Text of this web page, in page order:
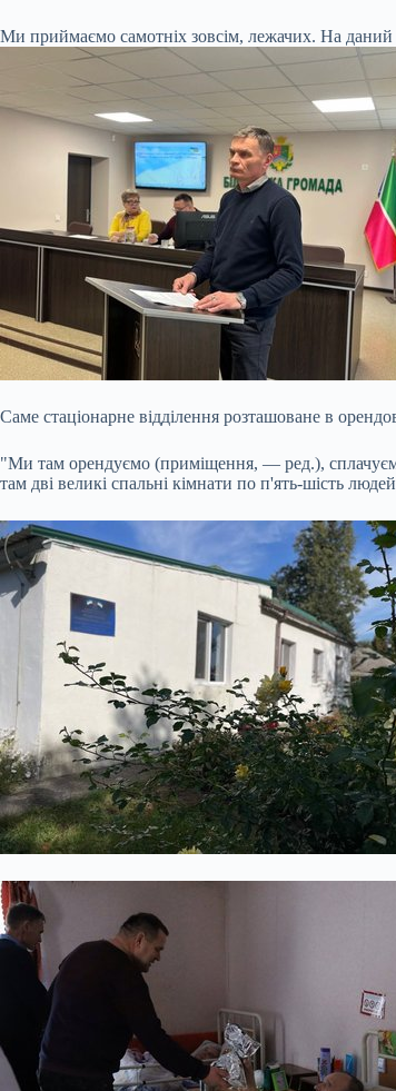
Ми приймаємо самотніх зовсім, лежачих. На
Саме стаціонарне відділення розташоване в
"Ми там орендуємо (приміщення, — ред.),
там дві великі спальні кімнати по п'ять-шість